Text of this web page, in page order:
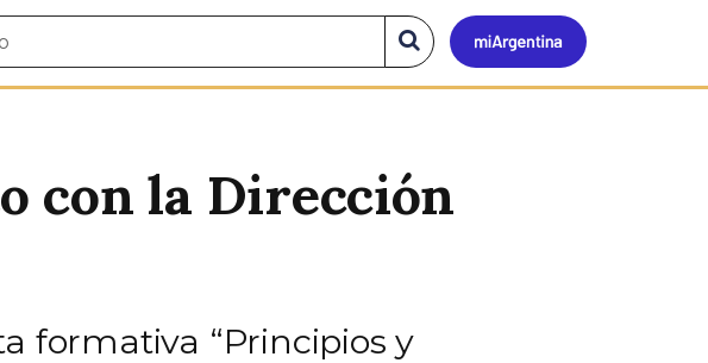
Mi
Buscar
en
el
con la Dirección
formativa “Principios y